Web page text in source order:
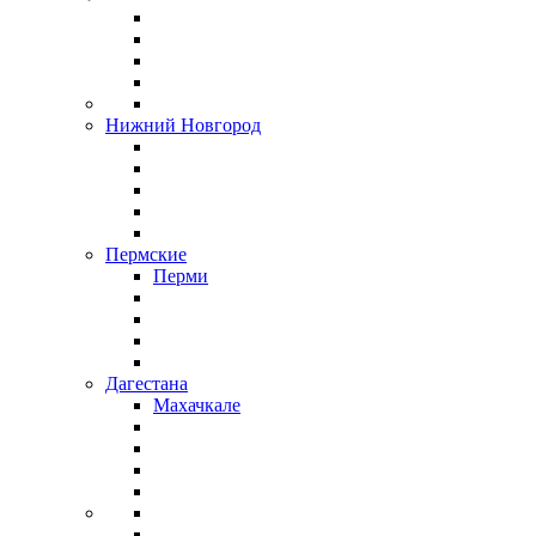
Нижний Новгород
Пермские
Перми
Дагестана
Махачкале